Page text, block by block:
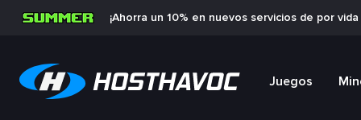
¡Ahorra un 10% en nuevos servicios de por
Juegos